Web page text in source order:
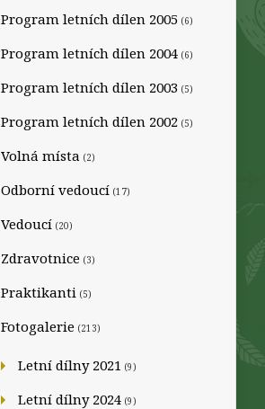
Program letních dílen 2005 (6)
Program letních dílen 2004 (6)
Program letních dílen 2003 (5)
Program letních dílen 2002 (5)
Volná místa (2)
Odborní vedoucí (17)
Vedoucí (20)
Zdravotnice (3)
Praktikanti (5)
Fotogalerie (213)
Letní dílny 2021 (9)
Letní dílny 2024 (9)